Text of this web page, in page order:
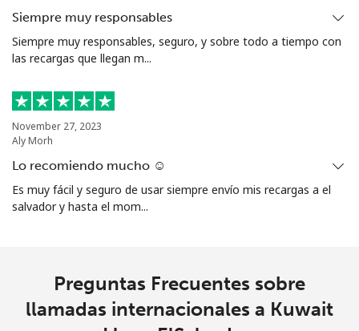
Siempre muy responsables
Siempre muy responsables, seguro, y sobre todo a tiempo con
las recargas que llegan m...
November 27, 2023
Aly Morh
Lo recomiendo mucho ☺️
Es muy fácil y seguro de usar siempre envío mis recargas a el
salvador y hasta el mom...
Preguntas Frecuentes sobre
llamadas internacionales a Kuwait